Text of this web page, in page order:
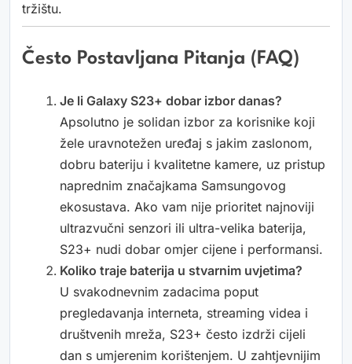
tržištu.
Često Postavljana Pitanja (FAQ)
Je li Galaxy S23+ dobar izbor danas?
Apsolutno je solidan izbor za korisnike koji
žele uravnotežen uređaj s jakim zaslonom,
dobru bateriju i kvalitetne kamere, uz pristup
naprednim značajkama Samsungovog
ekosustava. Ako vam nije prioritet najnoviji
ultrazvučni senzori ili ultra-velika baterija,
S23+ nudi dobar omjer cijene i performansi.
Koliko traje baterija u stvarnim uvjetima?
U svakodnevnim zadacima poput
pregledavanja interneta, streaming videa i
društvenih mreža, S23+ često izdrži cijeli
dan s umjerenim korištenjem. U zahtjevnijim